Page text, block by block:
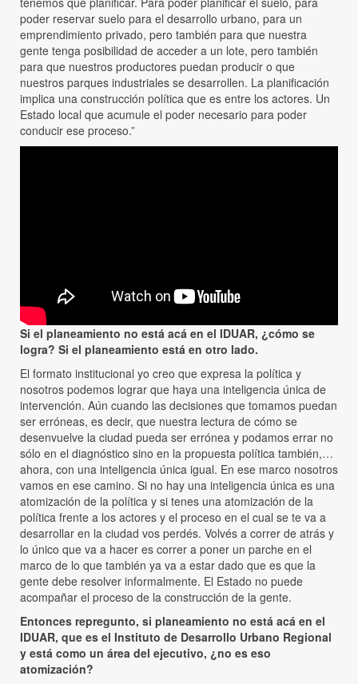
poder reservar suelo para el desarrollo urbano, para un
emprendimiento privado, pero también para que nuestra
gente tenga posibilidad de acceder a un lote, pero también
para que nuestros productores puedan producir o que
nuestros parques industriales se desarrollen. La planificación
implica una construcción política que es entre los actores. Un
Estado local que acumule el poder necesario para poder
conducir ese proceso.”
Si el planeamiento no está acá en el IDUAR, ¿cómo se
logra? Si el planeamiento está en otro lado.
El formato institucional yo creo que expresa la política y
nosotros podemos lograr que haya una inteligencia única de
intervención. Aún cuando las decisiones que tomamos puedan
ser erróneas, es decir, que nuestra lectura de cómo se
desenvuelve la ciudad pueda ser errónea y podamos errar no
sólo en el diagnóstico sino en la propuesta política también,…
ahora, con una inteligencia única igual. En ese marco nosotros
vamos en ese camino. Si no hay una inteligencia única es una
atomización de la política y si tenes una atomización de la
política frente a los actores y el proceso en el cual se te va a
desarrollar en la ciudad vos perdés. Volvés a correr de atrás y
lo único que va a hacer es correr a poner un parche en el
marco de lo que también ya va a estar dado que es que la
gente debe resolver informalmente. El Estado no puede
acompañar el proceso de la construcción de la gente.
Entonces repregunto, si planeamiento no está acá en el
IDUAR, que es el Instituto de Desarrollo Urbano Regional
y está como un área del ejecutivo, ¿no es eso
atomización?